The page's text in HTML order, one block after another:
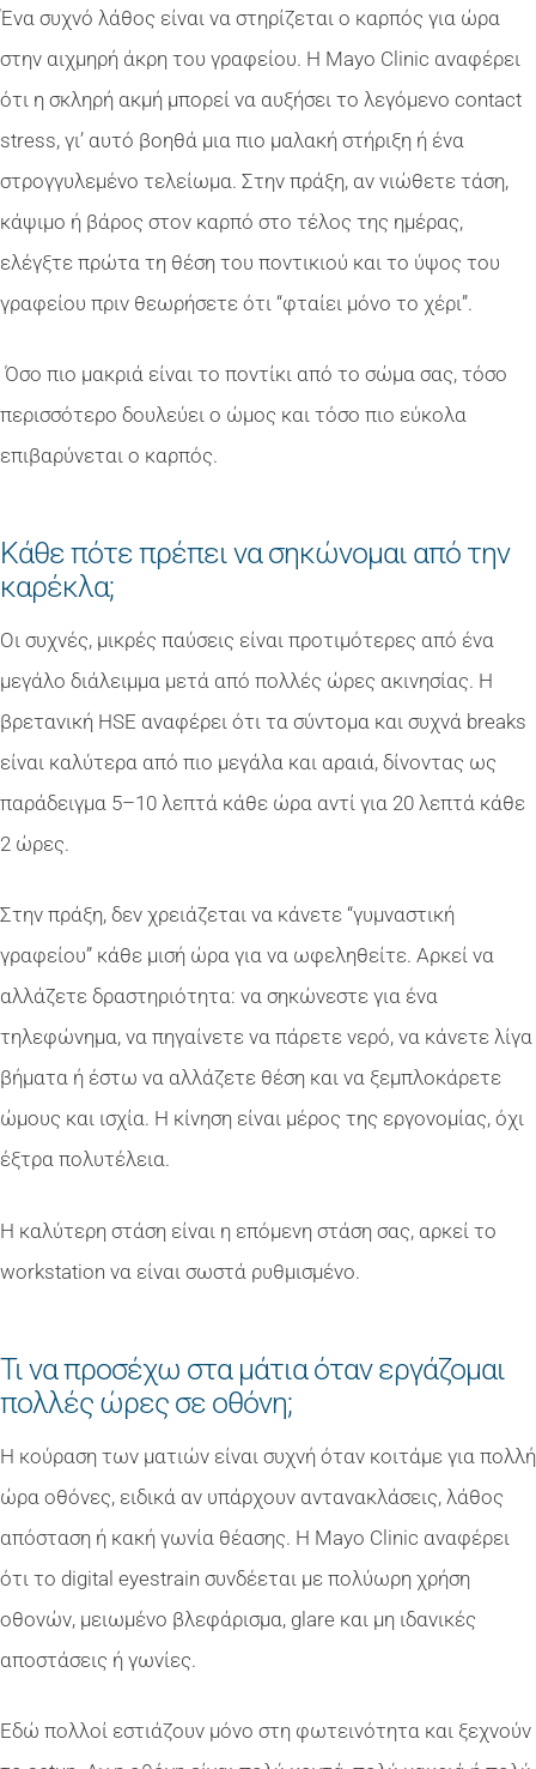
Ένα συχνό λάθος είναι να στηρίζεται ο καρπός για ώρα
στην αιχμηρή άκρη του γραφείου. Η Mayo Clinic αναφέρει
ότι η σκληρή ακμή μπορεί να αυξήσει το λεγόμενο contact
stress, γι’ αυτό βοηθά μια πιο μαλακή στήριξη ή ένα
στρογγυλεμένο τελείωμα. Στην πράξη, αν νιώθετε τάση,
κάψιμο ή βάρος στον καρπό στο τέλος της ημέρας,
ελέγξτε πρώτα τη θέση του ποντικιού και το ύψος του
γραφείου πριν θεωρήσετε ότι “φταίει μόνο το χέρι”.
Όσο πιο μακριά είναι το ποντίκι από το σώμα σας, τόσο
περισσότερο δουλεύει ο ώμος και τόσο πιο εύκολα
επιβαρύνεται ο καρπός.
Κάθε πότε πρέπει να σηκώνομαι από την
καρέκλα;
Οι συχνές, μικρές παύσεις είναι προτιμότερες από ένα
μεγάλο διάλειμμα μετά από πολλές ώρες ακινησίας. Η
βρετανική HSE αναφέρει ότι τα σύντομα και συχνά breaks
είναι καλύτερα από πιο μεγάλα και αραιά, δίνοντας ως
παράδειγμα 5–10 λεπτά κάθε ώρα αντί για 20 λεπτά κάθε
2 ώρες.
Στην πράξη, δεν χρειάζεται να κάνετε “γυμναστική
γραφείου” κάθε μισή ώρα για να ωφεληθείτε. Αρκεί να
αλλάζετε δραστηριότητα: να σηκώνεστε για ένα
τηλεφώνημα, να πηγαίνετε να πάρετε νερό, να κάνετε λίγα
βήματα ή έστω να αλλάζετε θέση και να ξεμπλοκάρετε
ώμους και ισχία. Η κίνηση είναι μέρος της εργονομίας, όχι
έξτρα πολυτέλεια.
Η καλύτερη στάση είναι η επόμενη στάση σας, αρκεί το
workstation να είναι σωστά ρυθμισμένο.
Τι να προσέχω στα μάτια όταν εργάζομαι
πολλές ώρες σε οθόνη;
Η κούραση των ματιών είναι συχνή όταν κοιτάμε για πολλή
ώρα οθόνες, ειδικά αν υπάρχουν αντανακλάσεις, λάθος
απόσταση ή κακή γωνία θέασης. Η Mayo Clinic αναφέρει
ότι το digital eyestrain συνδέεται με πολύωρη χρήση
οθονών, μειωμένο βλεφάρισμα, glare και μη ιδανικές
αποστάσεις ή γωνίες.
Εδώ πολλοί εστιάζουν μόνο στη φωτεινότητα και ξεχνούν